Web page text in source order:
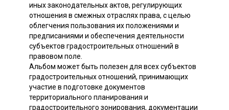
иных законодательных актов, регулирующих
отношения в смежных отраслях права, с целью
облегчения пользования их положениями и
предписаниями и обеспечения деятельности
субъектов градостроительных отношений в
правовом поле.
Альбом может быть полезен для всех субъектов
градостроительных отношений, принимающих
участие в подготовке документов
территориального планирования и
градостроительного зонирования, документации